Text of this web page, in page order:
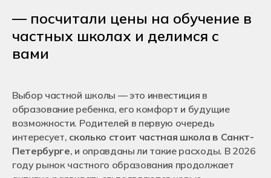
— посчитали цены на обучение в
частных школах и делимся с
вами
Выбор частной школы — это инвестиция в
образование ребенка, его комфорт и будущие
возможности. Родителей в первую очередь
интересует, сколько стоит частная школа в Санкт-
Петербурге, и оправданы ли такие расходы. В 2026
году рынок частного образования продолжает